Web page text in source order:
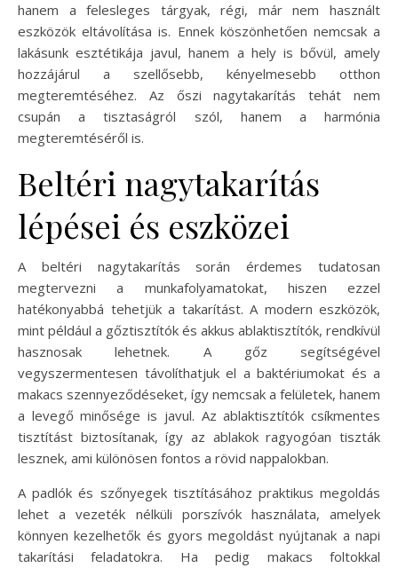
hanem a felesleges tárgyak, régi, már nem használt
eszközök eltávolítása is. Ennek köszönhetően nemcsak a
lakásunk esztétikája javul, hanem a hely is bővül, amely
hozzájárul a szellősebb, kényelmesebb otthon
megteremtéséhez. Az őszi nagytakarítás tehát nem
csupán a tisztaságról szól, hanem a harmónia
megteremtéséről is.
Beltéri nagytakarítás
lépései és eszközei
A beltéri nagytakarítás során érdemes tudatosan
megtervezni a munkafolyamatokat, hiszen ezzel
hatékonyabbá tehetjük a takarítást. A modern eszközök,
mint például a gőztisztítók és akkus ablaktisztítók, rendkívül
hasznosak lehetnek. A gőz segítségével
vegyszermentesen távolíthatjuk el a baktériumokat és a
makacs szennyeződéseket, így nemcsak a felületek, hanem
a levegő minősége is javul. Az ablaktisztítók csíkmentes
tisztítást biztosítanak, így az ablakok ragyogóan tiszták
lesznek, ami különösen fontos a rövid nappalokban.
A padlók és szőnyegek tisztításához praktikus megoldás
lehet a vezeték nélküli porszívók használata, amelyek
könnyen kezelhetők és gyors megoldást nyújtanak a napi
takarítási feladatokra. Ha pedig makacs foltokkal